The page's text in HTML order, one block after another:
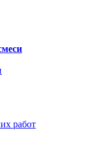
работ